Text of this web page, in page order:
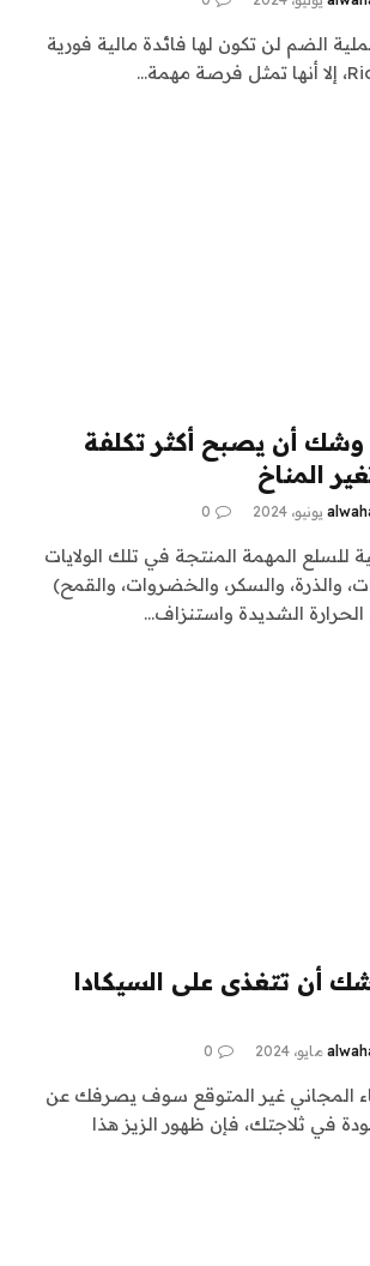
الضم لن تكون لها فائدة مالية فورية
أن يصبح أكثر تكلفة
المناخ
0
للسلع المهمة المنتجة في تلك الولايات
والذرة، والسكر، والخضروات، والقمح)
الشديدة واستنزاف…
أن تتغذى على السيكادا
0
المجاني غير المتوقع سوف يصرفك عن
في ثلاجتك، فإن ظهور الزيز هذا